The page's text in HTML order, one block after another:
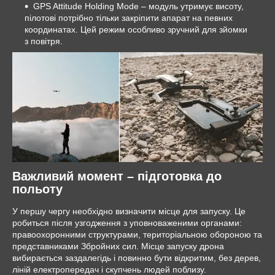
GPS Attitude Holding Mode – модуль утримує висоту,
пілотові потрібно тільки закріпити апарат на певних
координатах. Цей режим особливо зручний для зйомки
з повітря.
Важливий момент – підготовка до
польоту
У першу чергу необхідно визначити місце для запуску. Це
робиться після узгодження з уповноваженими органами:
правоохоронними структурами, територіальною обороною та
представниками Збройних сил. Місце запуску дрона
вибирається заздалегідь і повинно бути відкритим, без дерев,
ліній електропередач і скупчень людей поблизу.